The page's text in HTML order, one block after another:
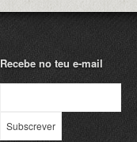
Recebe no teu e-mail